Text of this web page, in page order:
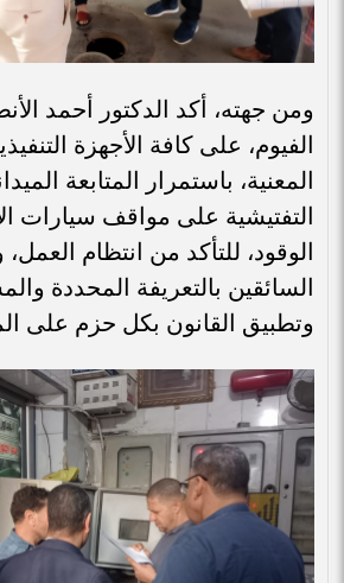
ومن جهته، أكد الدكتور أحمد
الفيوم، على كافة الأجهزة
المعنية، باستمرار المتابعة
التفتيشية على مواقف سيارات
الوقود، للتأكد من انتظام
السائقين بالتعريفة المحددة
وتطبيق القانون بكل حزم على